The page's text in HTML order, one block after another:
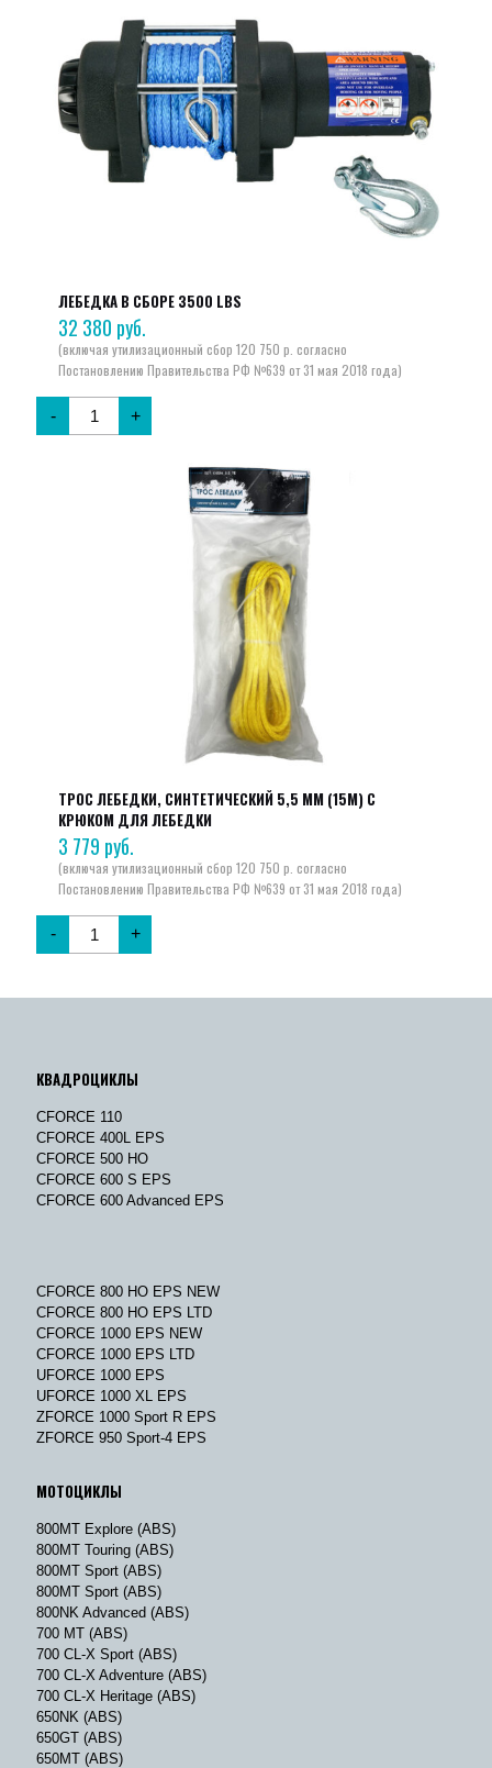
ЛЕБЕДКА В СБОРЕ 3500 LBS
32 380 руб.
- +
ТРОС ЛЕБЕДКИ, СИНТЕТИЧЕСКИЙ 5,5 ММ (15М) С
КРЮКОМ ДЛЯ ЛЕБЕДКИ
3 779 руб.
- +
КВАДРОЦИКЛЫ
CFORCE 110
CFORCE 400L EPS
CFORCE 500 HO
CFORCE 600 S EPS
CFORCE 600 Advanced EPS
CFORCE 800 HO EPS NEW
CFORCE 800 HO EPS LTD
CFORCE 1000 EPS NEW
CFORCE 1000 EPS LTD
UFORCE 1000 EPS
UFORCE 1000 XL EPS
ZFORCE 1000 Sport R EPS
ZFORCE 950 Sport-4 EPS
МОТОЦИКЛЫ
800MT Explore (ABS)
800MT Touring (ABS)
800MT Sport (ABS)
800MT Sport (ABS)
800NK Advanced (ABS)
700 MT (ABS)
700 CL-X Sport (ABS)
700 CL-X Adventure (ABS)
700 CL-X Heritage (ABS)
650NK (ABS)
650GT (ABS)
650MT (ABS)